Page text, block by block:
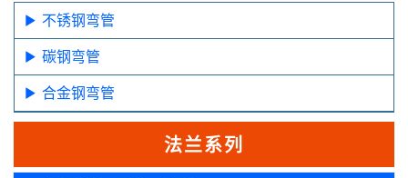
不锈钢弯管
碳钢弯管
合金钢弯管
法兰系列